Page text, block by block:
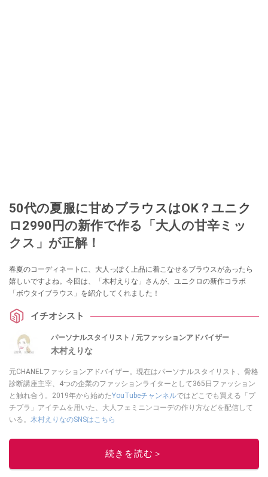
50代の夏服に甘めブラウスはOK？ユニク
ロ2990円の新作で作る「大人の甘辛ミッ
クス」が正解！
春夏のコーディネートに、大人っぽく上品に着こなせるブラウスがあったら
嬉しいですよね。今回は、「木村えりな」さんが、ユニクロの新作コラボ
「ボウタイブラウス」を紹介してくれました！
イチオシスト
パーソナルスタイリスト / 元ファッションアドバイザー
木村えりな
元CHANELファッションアドバイザー。現在はパーソナルスタイリスト、骨格
診断講座主宰、4つの企業のファッションライターとして365日ファッション
と触れ合う。2019年から始めたYouTubeチャンネルではどこでも買える「プ
チプラ」アイテムを用いた、大人フェミニンコーデの作り方などを配信して
いる。 木村えりなのSNSはこちら
このイチオシストの他の記事を読む
続きを読む＞